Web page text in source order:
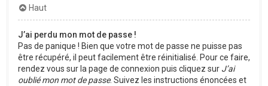
Haut
J’ai perdu mon mot de passe !
Pas de panique ! Bien que votre mot de passe ne puisse pas
être récupéré, il peut facilement être réinitialisé. Pour ce faire,
rendez vous sur la page de connexion puis cliquez sur J’ai
oublié mon mot de passe. Suivez les instructions énoncées et